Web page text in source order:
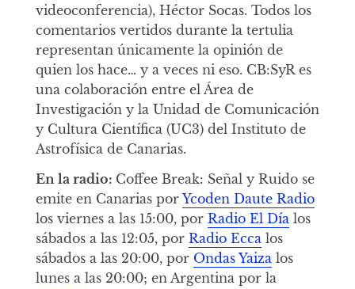
videoconferencia), Héctor Socas. Todos los
comentarios vertidos durante la tertulia
representan únicamente la opinión de
quien los hace… y a veces ni eso. CB:SyR es
una colaboración entre el Área de
Investigación y la Unidad de Comunicación
y Cultura Científica (UC3) del Instituto de
Astrofísica de Canarias.
En la radio: Coffee Break: Señal y Ruido se
emite en Canarias por Ycoden Daute Radio
los viernes a las 15:00, por Radio El Díalos
sábados a las 12:05, por Radio Eccalos
sábados a las 20:00, por Ondas Yaizalos
lunes a las 20:00; en Argentina por la